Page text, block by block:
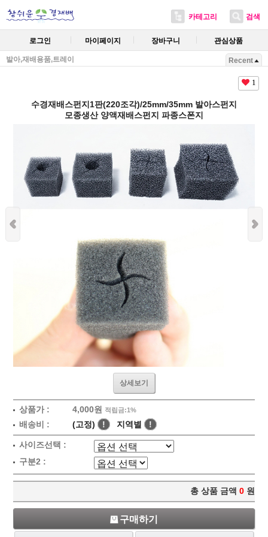
카테고리 검색
로그인 마이페이지 장바구니 관심상품
발아,재배용품,트레이 Recent
1
수경재배스펀지1판(220조각)/25mm/35mm 발아스펀지
모종생산 양액재배스펀지 파종스폰지
상세보기
상품가 : 4,000원 적립금:1%
배송비 : (고정) ! 지역별 !
사이즈선택 :
구분2 :
총 상품 금액 0 원
구매하기